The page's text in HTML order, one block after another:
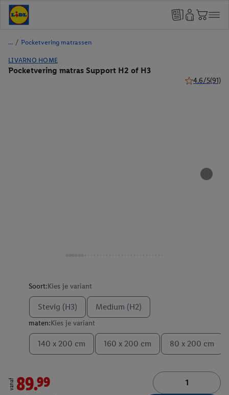
/ Pocketvering matrassen
LIVARNO HOME
Pocketvering matras Support H2 of H3
4.6/5(91)
Soort:Kies je variant
Stevig (H3) Medium (H2)
maten:Kies je variant
140 x 200 cm 160 x 200 cm 80 x 200 cm
vanaf 89.99